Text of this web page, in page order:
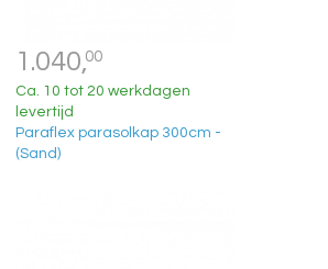
1.040,00
Ca. 10 tot 20 werkdagen
levertijd
Paraflex parasolkap 300cm -
(Sand)